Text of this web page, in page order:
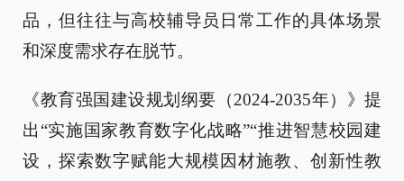
品，但往往与高校辅导员日常工作的具体场景
和深度需求存在脱节。
《教育强国建设规划纲要（2024-2035年）》提
出“实施国家教育数字化战略”“推进智慧校园建
设，探索数字赋能大规模因材施教、创新性教